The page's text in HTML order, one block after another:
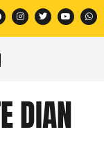
DIAN